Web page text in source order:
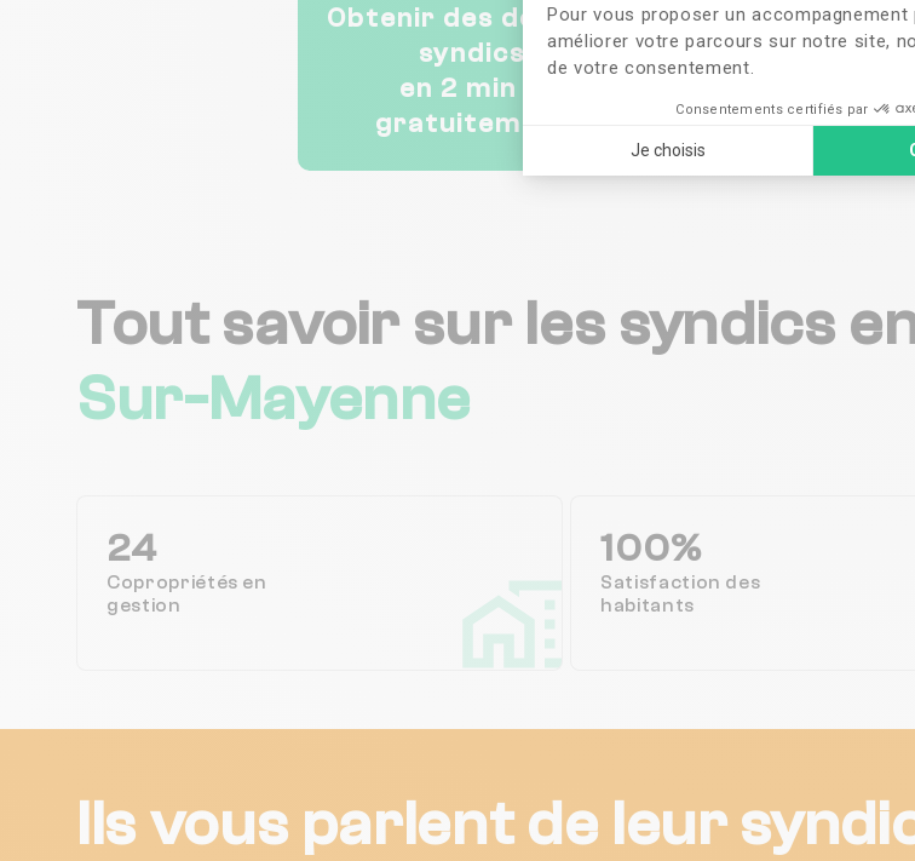
Pour vous proposer un accompagnement
améliorer votre parcours sur notre site,
de votre consentement.
Consentements certifiés par
Je choisis
Obtenir des devis de
syndics
en 2 min &
gratuitement
Tout savoir sur les syndics
Sur-Mayenne
24
Copropriétés en
gestion
100%
Satisfaction des
habitants
Ils vous parlent de leur